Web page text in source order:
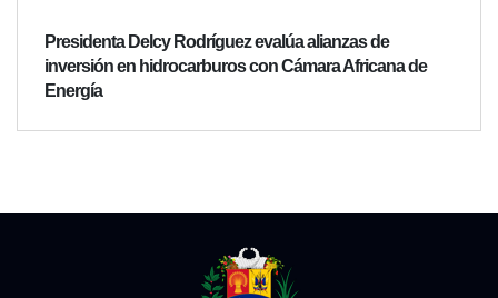
Presidenta Delcy Rodríguez evalúa alianzas de
inversión en hidrocarburos con Cámara Africana de
Energía